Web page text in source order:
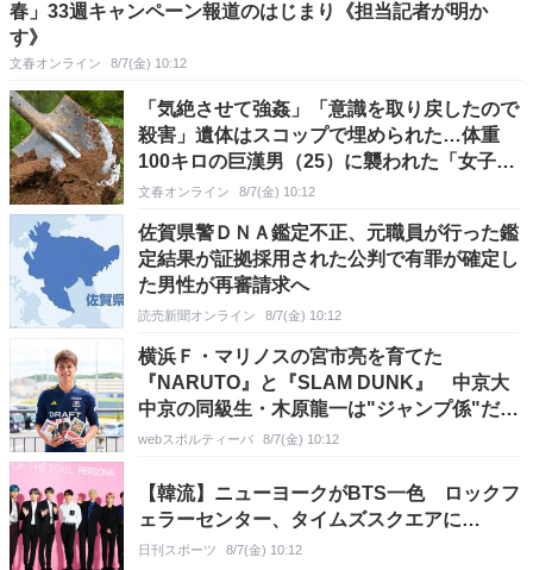
春」33週キャンペーン報道のはじまり《担当記者が明か
す》
文春オンライン 8/7(金) 10:12
「気絶させて強姦」「意識を取り戻したので
殺害」遺体はスコップで埋められた…体重
100キロの巨漢男（25）に襲われた「女子高
生の悲劇」（昭和42年の事件）
文春オンライン 8/7(金) 10:12
佐賀県警ＤＮＡ鑑定不正、元職員が行った鑑
定結果が証拠採用された公判で有罪が確定し
た男性が再審請求へ
読売新聞オンライン 8/7(金) 10:12
横浜Ｆ・マリノスの宮市亮を育てた
『NARUTO』と『SLAM DUNK』 中京大
中京の同級生・木原龍一は"ジャンプ係"だっ
た
webスポルティーバ 8/7(金) 10:12
【韓流】ニューヨークがBTS一色 ロックフ
ェラーセンター、タイムズスクエアに…
日刊スポーツ 8/7(金) 10:12